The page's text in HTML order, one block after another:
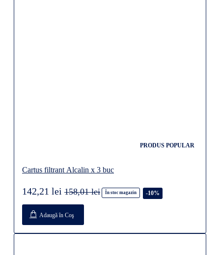
PRODUS POPULAR
Cartus filtrant Alcalin x 3 buc
În stoc magazin -10%
142,21 lei 158,01 lei
Adaugă în Coş